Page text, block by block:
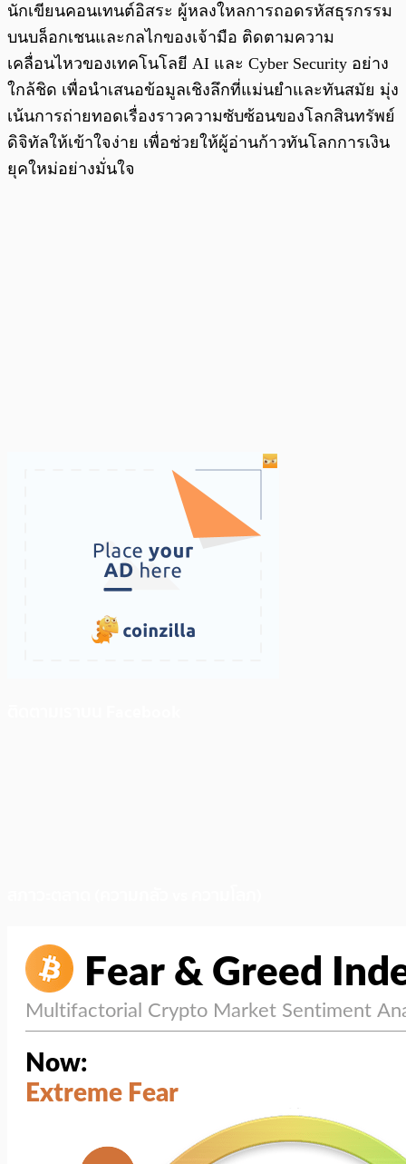
นักเขียนคอนเทนต์อิสระ ผู้หลงใหลการถอดรหัสธุรกรรม
บนบล็อกเชนและกลไกของเจ้ามือ ติดตามความ
เคลื่อนไหวของเทคโนโลยี AI และ Cyber Security อย่าง
ใกล้ชิด เพื่อนำเสนอข้อมูลเชิงลึกที่แม่นยำและทันสมัย มุ่ง
เน้นการถ่ายทอดเรื่องราวความซับซ้อนของโลกสินทรัพย์
ดิจิทัลให้เข้าใจง่าย เพื่อช่วยให้ผู้อ่านก้าวทันโลกการเงิน
ยุคใหม่อย่างมั่นใจ